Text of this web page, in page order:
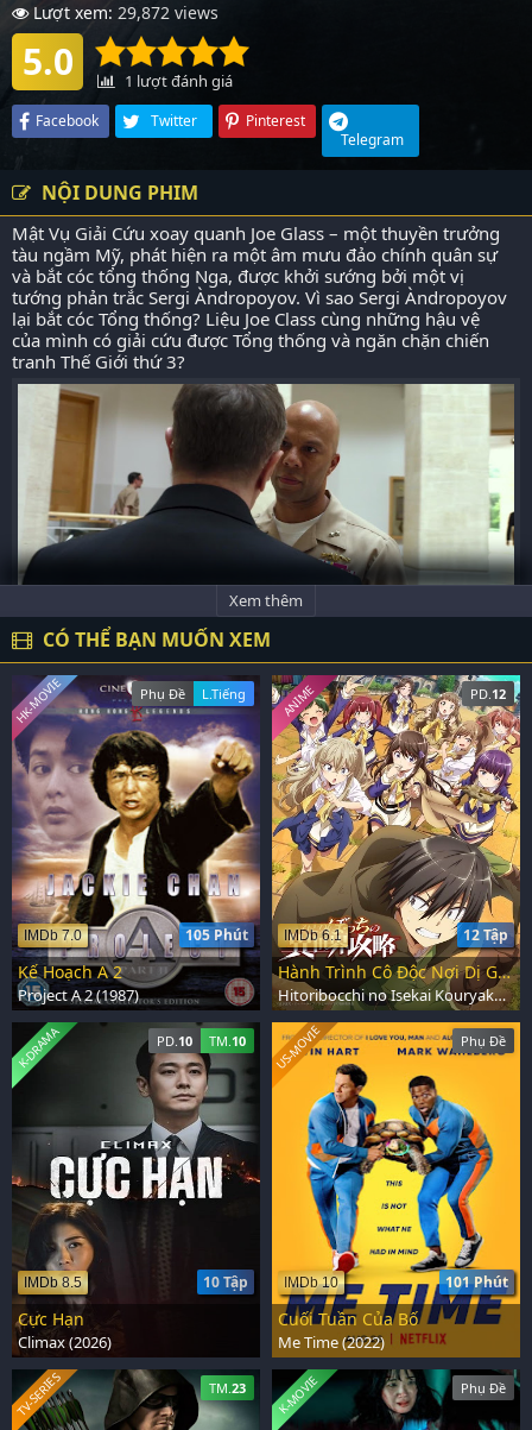
Lượt xem: 29,872 views
5.0 1 lượt đánh giá
Facebook Twitter
Pinterest
Telegram
NỘI DUNG PHIM
Mật Vụ Giải Cứu xoay quanh Joe Glass – một thuyền trưởng
tàu ngầm Mỹ, phát hiện ra một âm mưu đảo chính quân sự
và bắt cóc tổng thống Nga, được khởi sướng bởi một vị
tướng phản trắc Sergi Àndropoyov. Vì sao Sergi Àndropoyov
lại bắt cóc Tổng thống? Liệu Joe Class cùng những hậu vệ
của mình có giải cứu được Tổng thống và ngăn chặn chiến
tranh Thế Giới thứ 3?
Xem thêm
CÓ THỂ BẠN MUỐN XEM
Phụ Đề L.Tiếng
105 Phút
IMDb 7.0
HK-MOVIE
Kế Hoạch A 2
Project A 2 (1987)
PD. 12
12 Tập
IMDb 6.1
ANIME
Hành Trình Cô Độc Nơi Dị Giới
Hitoribocchi no Isekai Kouryaku (2024)
PD. 10 TM. 10
10 Tập
IMDb 8.5
K-DRAMA
Cực Hạn
Climax (2026)
Phụ Đề
101 Phút
IMDb 10
US-MOVIE
Cuối Tuần Của Bố
Me Time (2022)
TM.23
TV-SERIES Phụ Đề
K-MOVIE